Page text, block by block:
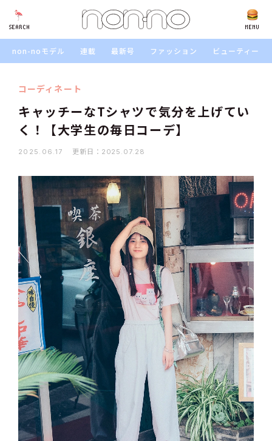
SEARCH MENU
SEARCH
non-noモデル 連載 最新号 ファッション ビューティー
コーディネート
キャッチーなTシャツで気分を上げてい
く！【大学生の毎日コーデ】
2025.06.17 更新日： 2025.07.28